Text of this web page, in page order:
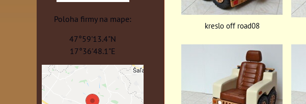
kreslo off road08
Poloha firmy na mape:
47°59'13.4"N
17°36'48.1"E